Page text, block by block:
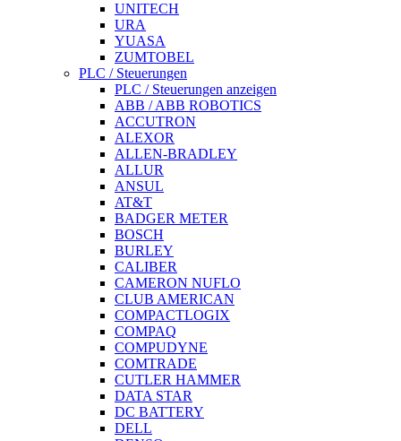
UNITECH
URA
YUASA
ZUMTOBEL
PLC / Steuerungen
PLC / Steuerungen anzeigen
ABB / ABB ROBOTICS
ACCUTRON
ALEXOR
ALLEN-BRADLEY
ALLUR
ANSUL
AT&T
BADGER METER
BOSCH
BURLEY
CALIBER
CAMERON NUFLO
CLUB AMERICAN
COMPACTLOGIX
COMPAQ
COMPUDYNE
COMTRADE
CUTLER HAMMER
DATA STAR
DC BATTERY
DELL